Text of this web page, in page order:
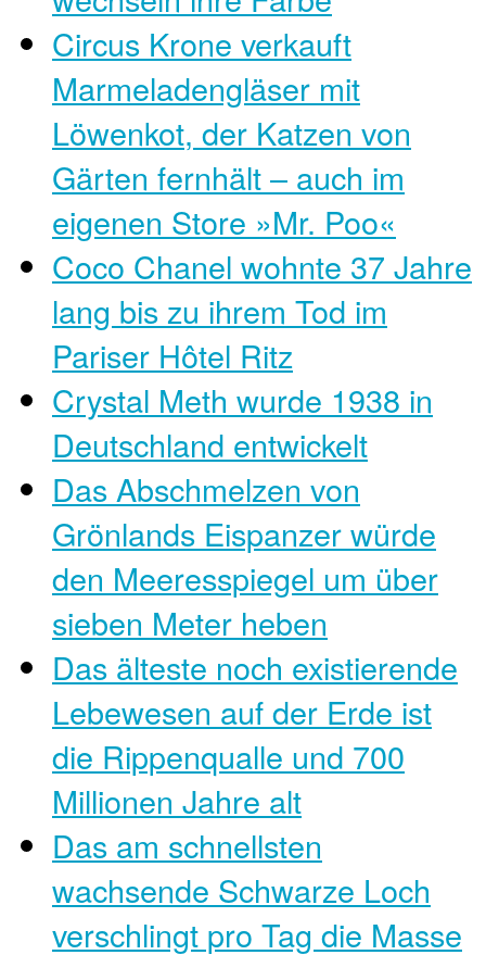
Circus Krone verkauft
Marmeladengläser mit
Löwenkot, der Katzen von
Gärten fernhält – auch im
eigenen Store »Mr. Poo«
Coco Chanel wohnte 37 Jahre
lang bis zu ihrem Tod im
Pariser Hôtel Ritz
Crystal Meth wurde 1938 in
Deutschland entwickelt
Das Abschmelzen von
Grönlands Eispanzer würde
den Meeresspiegel um über
sieben Meter heben
Das älteste noch existierende
Lebewesen auf der Erde ist
die Rippenqualle und 700
Millionen Jahre alt
Das am schnellsten
wachsende Schwarze Loch
verschlingt pro Tag die Masse